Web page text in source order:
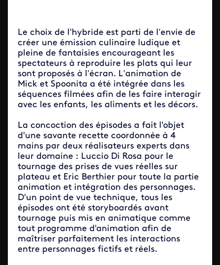
Le choix de l'hybride est parti de l’envie de
créer une émission culinaire ludique et
pleine de fantaisies encourageant les
spectateurs à reproduire les plats qui leur
sont proposés à l’écran. L’animation de
Mick et Spoonita a été intégrée dans les
séquences filmées afin de les faire interagir
avec les enfants, les aliments et les décors.
La concoction des épisodes a fait l'objet
d'une savante recette coordonnée à 4
mains par deux réalisateurs experts dans
leur domaine : Luccio Di Rosa pour le
tournage des prises de vues réelles sur
plateau et Eric Berthier pour toute la partie
animation et intégration des personnages.
D'un point de vue technique, tous les
épisodes ont été storyboardés avant
tournage puis mis en animatique comme
tout programme d'animation afin de
maîtriser parfaitement les interactions
entre personnages fictifs et réels.